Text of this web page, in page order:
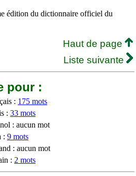
édition du dictionnaire officiel du
Haut de page
Liste suivante
pour :
: 175 mots
: 33 mots
: aucun mot
: 9 mots
: aucun mot
: 2 mots